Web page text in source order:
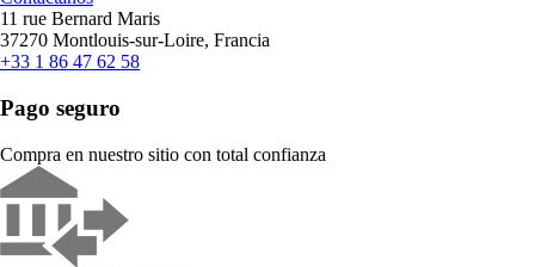
11 rue Bernard Maris
37270 Montlouis-sur-Loire, Francia
+33 1 86 47 62 58
Pago seguro
Compra en nuestro sitio con total confianza